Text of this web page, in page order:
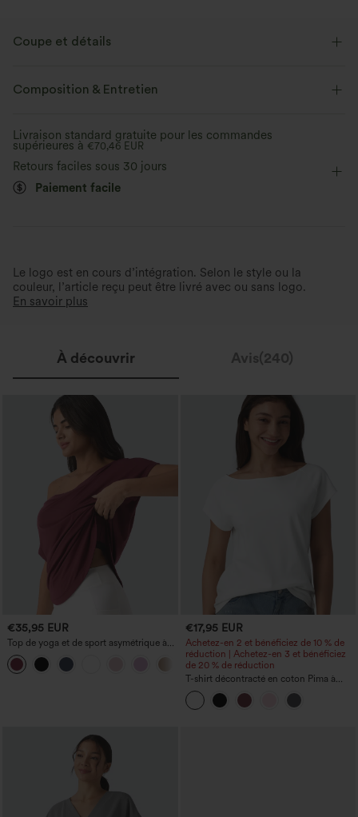
Coupe et détails
Coupe ajustée Col rond
Manches courtes
Composition & Entretien
Livraison standard gratuite pour les commandes
supérieures à €70,46 EUR
Retours faciles sous 30 jours
Paiement facile
Le logo est en cours d’intégration. Selon le style ou la
couleur, l’article reçu peut être livré avec ou sans logo.
En savoir plus
À découvrir Avis(240)
€35,95 EUR
Top de yoga et de sport asymétrique à
une épaule, manches courtes, ourlet
arrondi hi‑lo (plus court devant, plus
long derrière), à séchage rapide, avec
€17,95 EUR
Achetez-en 2 et bénéficiez de 10 % de
réduction | Achetez-en 3 et bénéficiez
de 20 % de réduction
T-shirt décontracté en coton Pima à
encolure bateau et manches courtes